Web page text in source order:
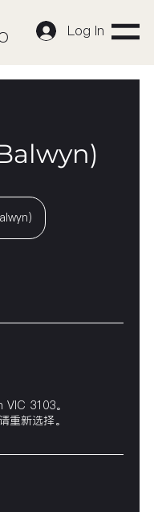
Log In
3103。
重新选择。